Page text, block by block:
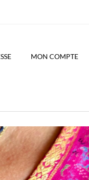
MON COMPTE